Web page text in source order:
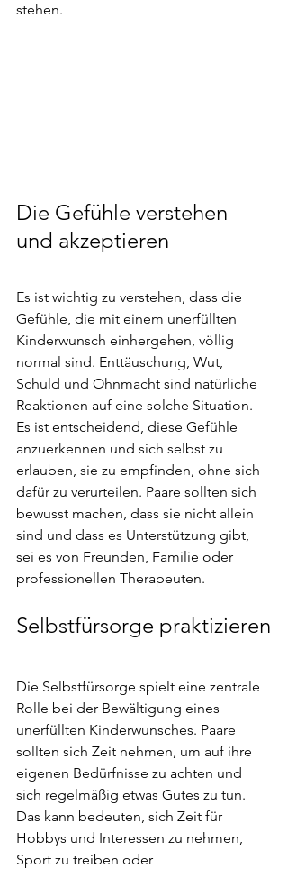
stehen.
Die Gefühle verstehen
und akzeptieren
Es ist wichtig zu verstehen, dass die
Gefühle, die mit einem unerfüllten
Kinderwunsch einhergehen, völlig
normal sind. Enttäuschung, Wut,
Schuld und Ohnmacht sind natürliche
Reaktionen auf eine solche Situation.
Es ist entscheidend, diese Gefühle
anzuerkennen und sich selbst zu
erlauben, sie zu empfinden, ohne sich
dafür zu verurteilen. Paare sollten sich
bewusst machen, dass sie nicht allein
sind und dass es Unterstützung gibt,
sei es von Freunden, Familie oder
professionellen Therapeuten.
Selbstfürsorge praktizieren
Die Selbstfürsorge spielt eine zentrale
Rolle bei der Bewältigung eines
unerfüllten Kinderwunsches. Paare
sollten sich Zeit nehmen, um auf ihre
eigenen Bedürfnisse zu achten und
sich regelmäßig etwas Gutes zu tun.
Das kann bedeuten, sich Zeit für
Hobbys und Interessen zu nehmen,
Sport zu treiben oder